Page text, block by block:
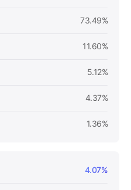
4.07%
73.49%
11.60%
5.12%
4.37%
1.36%